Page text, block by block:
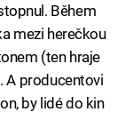
Během
mezi herečkou
(ten hraje
A producentovi
by lidé do kin